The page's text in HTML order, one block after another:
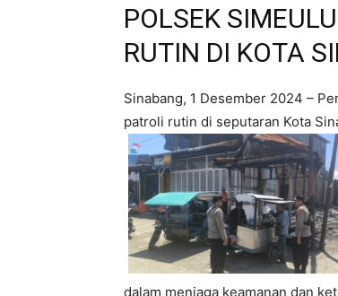
POLSEK
RUTIN DI KOTA
Sinabang, 1 Desember 2024 –
patroli rutin di seputaran Kota
dalam menjaga keamanan dan